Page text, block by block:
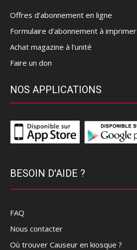
Offres d’abonnement en ligne
Formulaire d'abonnement à imprimer
Achat magazine à l'unité
Faire un don
NOS APPLICATIONS
BESOIN D'AIDE ?
FAQ
Nous contacter
Où trouver Causeur en kiosque ?